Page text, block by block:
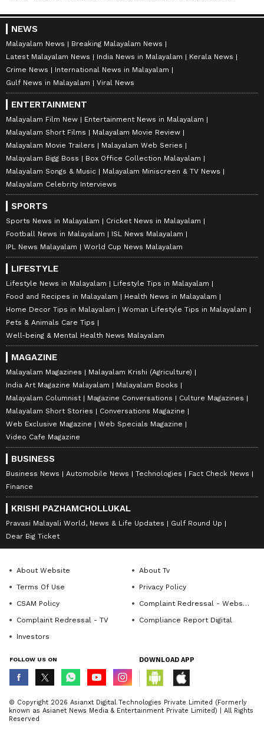
NEWS
Malayalam News
Breaking Malayalam News
Latest Malayalam News
India News in Malayalam
Kerala News
Crime News
International News in Malayalam
Gulf News in Malayalam
Viral News
ENTERTAINMENT
Malayalam Film New
Entertainment News in Malayalam
Malayalam Short Films
Malayalam Movie Review
Malayalam Movie Trailers
Malayalam Web Series
Malayalam Bigg Boss
Box Office Collection Malayalam
Malayalam Songs & Music
Malayalam Miniscreen & TV News
Malayalam Celebrity Interviews
SPORTS
Sports News in Malayalam
Cricket News in Malayalam
Football News in Malayalam
ISL News Malayalam
IPL News Malayalam
World Cup News Malayalam
LIFESTYLE
Lifestyle News in Malayalam
Lifestyle Tips in Malayalam
Food and Recipes in Malayalam
Health News in Malayalam
Home Decor Tips in Malayalam
Woman Lifestyle Tips in Malayalam
Pets & Animals Care Tips
Well-being & Mental Health News Malayalam
MAGAZINE
Malayalam Magazines
Malayalam Krishi (Agriculture)
India Art Magazine Malayalam
Malayalam Books
Malayalam Columnist
Magazine Conversations
Culture Magazines
Malayalam Short Stories
Conversations Magazine
Web Exclusive Magazine
Web Specials Magazine
Video Cafe Magazine
BUSINESS
Business News Automobile News Technologies
Fact Check News
Finance
KRISHI PAZHAMCHOLLUKAL
Pravasi Malayali World, News & Life Updates
Gulf Round Up
Dear Big Ticket
About Website
About Tv
Terms Of Use
Privacy Policy
CSAM Policy
Complaint Redressal - Website
Complaint Redressal - TV
Compliance Report Digital
Investors
FOLLOW US ON DOWNLOAD APP
© Copyright 2026 Asianxt Digital Technologies Private Limited (Formerly
known as Asianet News Media & Entertainment Private Limited) | All Rights
Reserved